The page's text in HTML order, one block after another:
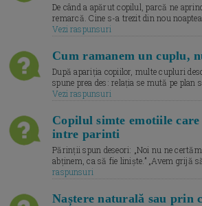
De când a apărut copilul, parcă ne
remarcă. Cine s-a trezit din nou
Vezi raspunsuri
Cum ramanem un cuplu,
După apariția copiilor, multe cupluri
spune prea des: relația se mută pe plan
Vezi raspunsuri
Copilul simte emotiile
intre parinti
Părinții spun deseori: „Noi nu ne
abținem, ca să fie liniște.” „Avem grijă
raspunsuri
Naștere naturală sau prin